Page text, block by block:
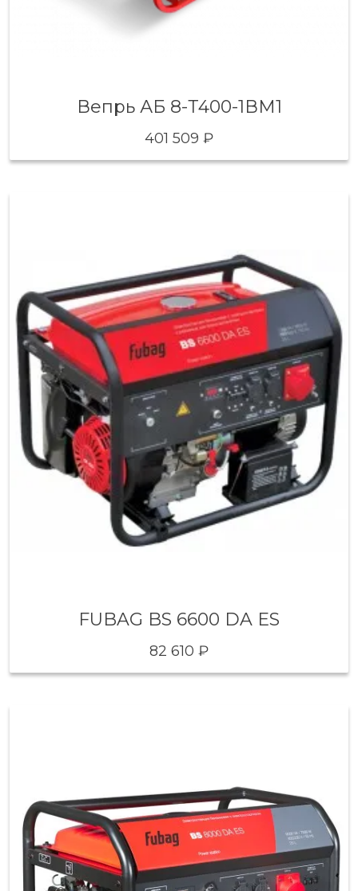
Вепрь АБ 8-Т400-1ВМ1
401 509 ₽
FUBAG BS 6600 DA ES
82 610 ₽